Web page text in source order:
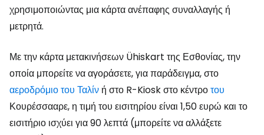
χρησιμοποιώντας μια κάρτα ανέπαφης συναλλαγής ή
μετρητά.
Με την κάρτα μετακινήσεων Ühiskart της Εσθονίας, την
οποία μπορείτε να αγοράσετε, για παράδειγμα, στο
αεροδρόμιο του Ταλίν ή στο R-Kiosk στο κέντροτου
Κουρέσσααρε, η τιμή του εισιτηρίου είναι 1,50 ευρώ και το
εισιτήριο ισχύει για 90 λεπτά (μπορείτε να αλλάξετε